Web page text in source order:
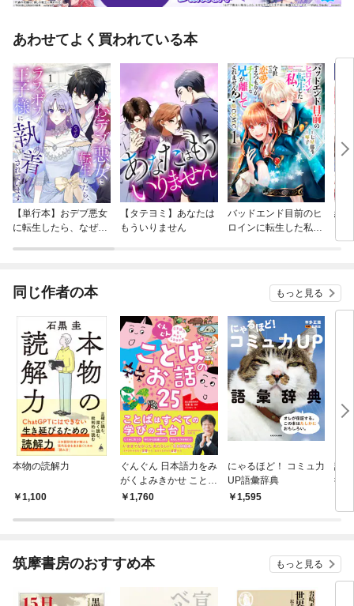
あわせてよく買われている本
【単行本】おデブ悪女
に転生したら、なぜか
【タテヨミ】あなたは
もういりません
バッドエンド目前のヒ
ロインに転生した私、
結
同じ作者の本 もっと見る
本物の読解力
1,100
ぐんぐん 日本語力をみ
がくよみきかせ ことば
のお話25
1,760
にゃるほど！ コミュ力
UP語彙辞典
1,595
読
術
筑摩書房のおすすめ本 もっと見る